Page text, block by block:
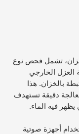
تشمل فحص نوع
العزل الخارجي
بالخزان. هذا
دقيقة تستهدف
فيه الماء.
أجهزة صوتية